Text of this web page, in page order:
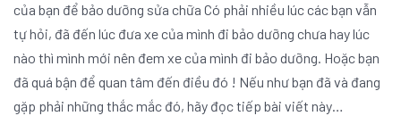
của bạn để bảo dưỡng sửa chữa Có phải nhiều lúc các bạn vẫn
tự hỏi, đã đến lúc đưa xe của mình đi bảo dưỡng chưa hay lúc
nào thì mình mới nên đem xe của mình đi bảo dưỡng. Hoặc bạn
đã quá bận để quan tâm đến điều đó ! Nếu như bạn đã và đang
gặp phải những thắc mắc đó, hãy đọc tiếp bài viết này…